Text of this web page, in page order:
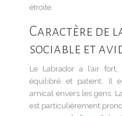
étroite.
Caractère de
sociable et
Le Labrador a l’air
équilibré et patient. Il
amical envers les gens.
est particulièrement